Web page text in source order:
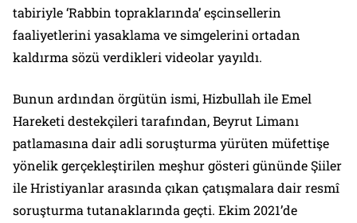
tabiriyle ‘Rabbin topraklarında’ eşcinsellerin
faaliyetlerini yasaklama ve simgelerini ortadan
kaldırma sözü verdikleri videolar yayıldı.
Bunun ardından örgütün ismi, Hizbullah ile Emel
Hareketi destekçileri tarafından, Beyrut Limanı
patlamasına dair adli soruşturma yürüten müfettişe
yönelik gerçekleştirilen meşhur gösteri gününde Şiiler
ile Hristiyanlar arasında çıkan çatışmalara dair resmî
soruşturma tutanaklarında geçti. Ekim 2021’de